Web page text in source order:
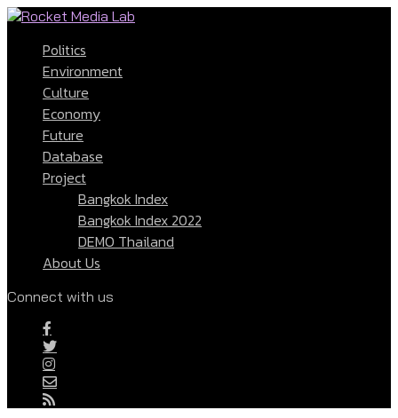
Politics
Environment
Culture
Economy
Future
Database
Project
Bangkok Index
Bangkok Index 2022
DEMO Thailand
About Us
Connect with us